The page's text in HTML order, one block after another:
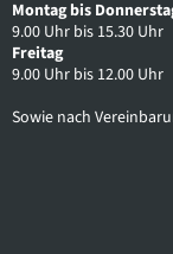
Montag bis
9.00 Uhr bis 15.30 Uhr
Freitag
9.00 Uhr bis 12.00 Uhr
Sowie nach